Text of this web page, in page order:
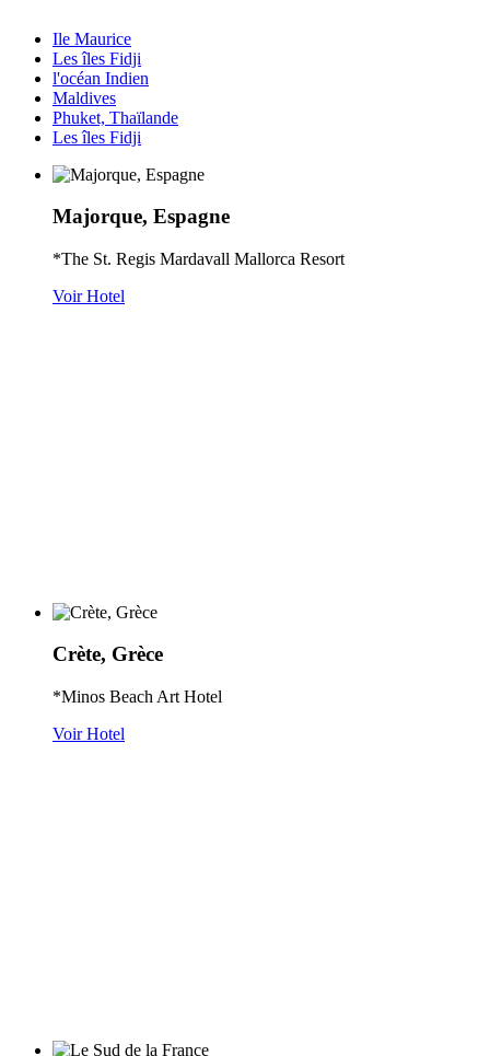
Ile Maurice
Les îles Fidji
l'océan Indien
Maldives
Phuket, Thaïlande
Les îles Fidji
Majorque, Espagne
*The St. Regis Mardavall Mallorca Resort
Voir Hotel
Crète, Grèce
*Minos Beach Art Hotel
Voir Hotel